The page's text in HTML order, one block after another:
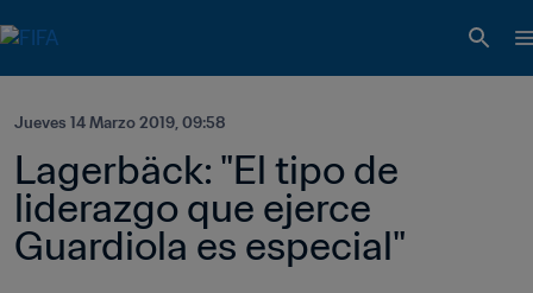
Jueves 14 Marzo 2019, 09:58
Lagerbäck: "El tipo de
liderazgo que ejerce
Guardiola es especial"